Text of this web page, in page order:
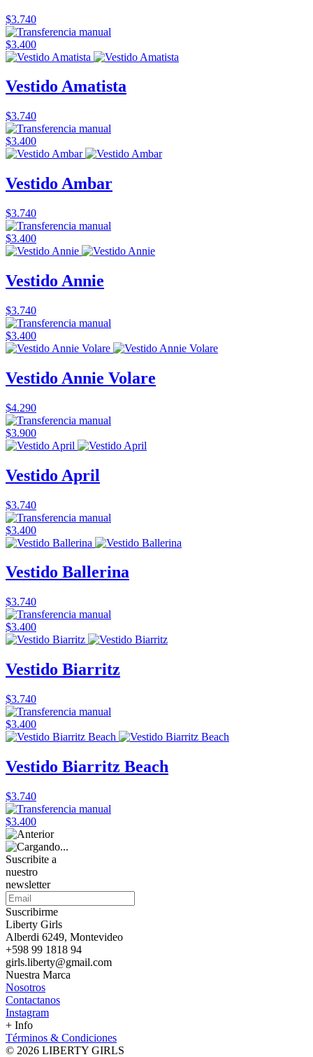
$3.740
$3.400
Vestido Amatista
$3.740
$3.400
Vestido Ambar
$3.740
$3.400
Vestido Annie
$3.740
$3.400
Vestido Annie Volare
$4.290
$3.900
Vestido April
$3.740
$3.400
Vestido Ballerina
$3.740
$3.400
Vestido Biarritz
$3.740
$3.400
Vestido Biarritz Beach
$3.740
$3.400
Suscribite a
nuestro
newsletter
Suscribirme
Liberty Girls
Alberdi 6249, Montevideo
+598 99 1818 94
girls.liberty@gmail.com
Nuestra Marca
Nosotros
Contactanos
Instagram
+ Info
Términos & Condiciones
© 2026 LIBERTY GIRLS